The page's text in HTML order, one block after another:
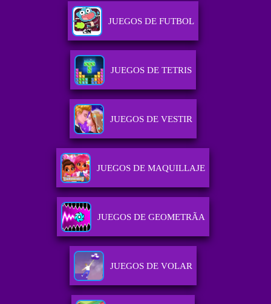
JUEGOS DE FUTBOL
JUEGOS DE TETRIS
JUEGOS DE VESTIR
JUEGOS DE MAQUILLAJE
JUEGOS DE GEOMETRÃ­A
JUEGOS DE VOLAR